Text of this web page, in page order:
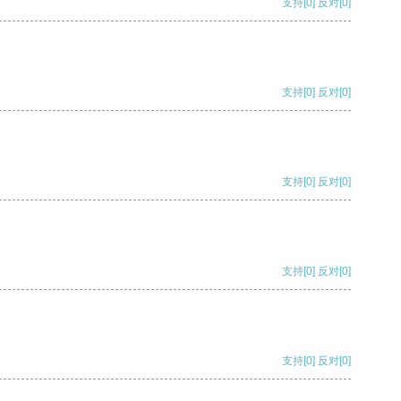
支持[0] 反对[0]
支持[0] 反对[0]
支持[0] 反对[0]
支持[0] 反对[0]
支持[0] 反对[0]